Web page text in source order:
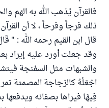
فالقرآن يُذهب الله به الهم
ذلك فرجاً وفرحاً ، لا أن
قال ابن القيم رحمه الله : "
وقد جعلت أورد عليه إيراد
والشبهات مثل السفنجة
اجْعَلْهُ كالزجاجة المصمتة
فِيهَا فيراها بصفائه ويدفعها